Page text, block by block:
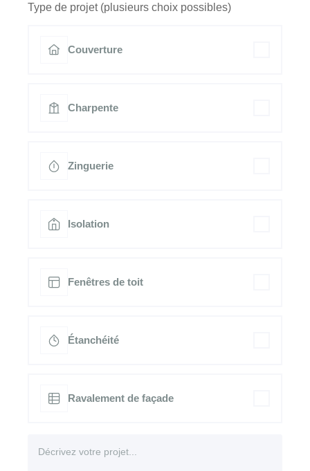
Type de projet (plusieurs choix possibles)
Couverture
Charpente
Zinguerie
Isolation
Fenêtres de toit
Étanchéité
Ravalement de façade